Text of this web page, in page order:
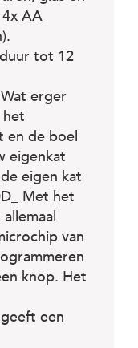
AA
tot 12
erger
en de boel
eigenkat
eigen kat
Met het
van
knop. Het
een